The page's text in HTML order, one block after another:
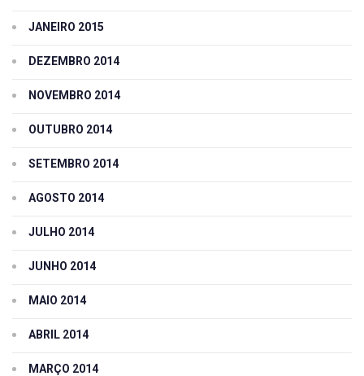
JANEIRO 2015
DEZEMBRO 2014
NOVEMBRO 2014
OUTUBRO 2014
SETEMBRO 2014
AGOSTO 2014
JULHO 2014
JUNHO 2014
MAIO 2014
ABRIL 2014
MARÇO 2014